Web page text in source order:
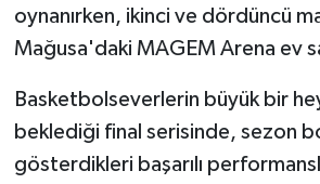
oynanırken, ikinci ve dördüncü
Mağusa'daki MAGEM Arena ev
Basketbolseverlerin büyük bir
beklediği final serisinde, sezon
gösterdikleri başarılı
SİYASET
SPOR
TATLISU